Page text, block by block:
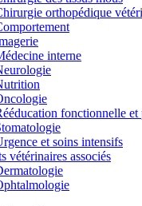
orthopédique
interne
fonctionnelle et
et soins intensifs
vétérinaires associés